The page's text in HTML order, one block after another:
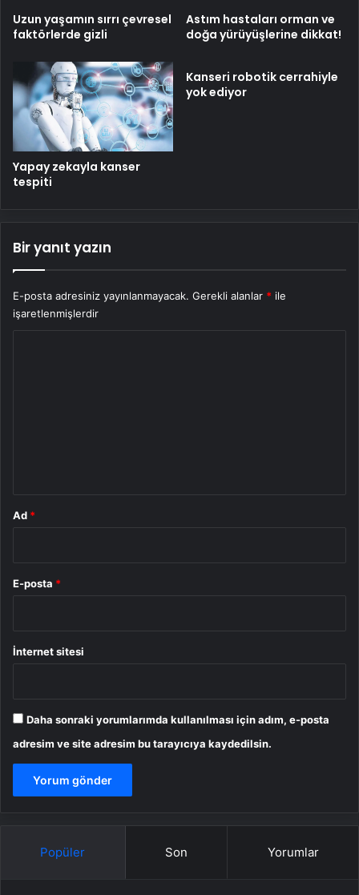
Uzun yaşamın sırrı çevresel
faktörlerde gizli
Astım hastaları orman ve
doğa yürüyüşlerine dikkat!
Yapay zekayla kanser
tespiti
Kanseri robotik cerrahiyle
yok ediyor
Bir yanıt yazın
E-posta adresiniz yayınlanmayacak. Gerekli alanlar * ile
işaretlenmişlerdir
Ad *
E-posta *
İnternet sitesi
Daha sonraki yorumlarımda kullanılması için adım, e-posta
adresim ve site adresim bu tarayıcıya kaydedilsin.
Popüler Son Yorumlar